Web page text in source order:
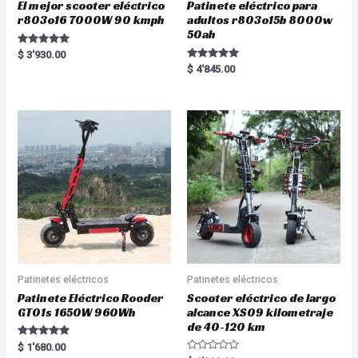
El mejor scooter eléctrico
r803o16 7000W 90 kmph
Rated
5.00
$ 3'930.00
Patinete eléctrico para
adultos r803o15b 8000w
50ah
Rated
5.00
$ 4'845.00
Patinetes eléctricos
Patinete Eléctrico Rooder
GT01s 1650W 960Wh
Rated
5.00
$ 1'680.00
Patinetes eléctricos
Scooter eléctrico de largo
alcance XS09 kilometraje
de 40-120 km